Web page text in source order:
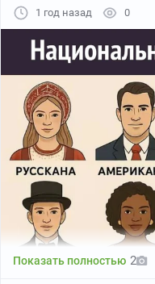
1 год назад 0
Показать полностью 2